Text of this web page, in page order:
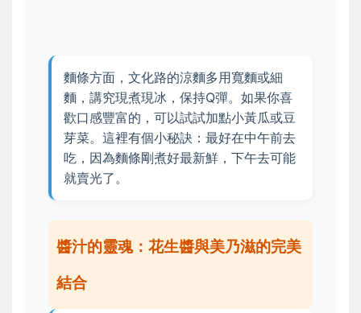
麵條方面，文化路的涼麵多用寬麵或細
麵，講究現煮現冰，保持Q彈。如果你喜
歡口感豐富的，可以試試加點小黃瓜或豆
芽菜。這裡有個小秘訣：最好在中午前去
吃，因為麵條剛煮好最新鮮，下午去可能
就賣光了。
醬汁的靈魂：花生醬與美乃滋的完美
結合